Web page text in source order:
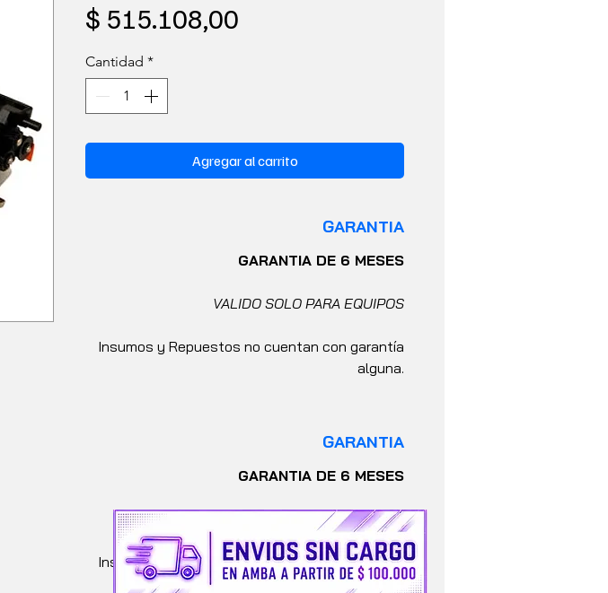
$ 515.108,00
Cantidad *
Agregar al carrito
GARANTIA
GARANTIA DE 6 MESES
VALIDO SOLO PARA EQUIPOS
Insumos y Repuestos no cuentan con garantía
alguna.
GARANTIA
GARANTIA DE 6 MESES
VALIDO SOLO PARA EQUIPOS
Insumos y Repuestos no cuentan con garantía
alguna.